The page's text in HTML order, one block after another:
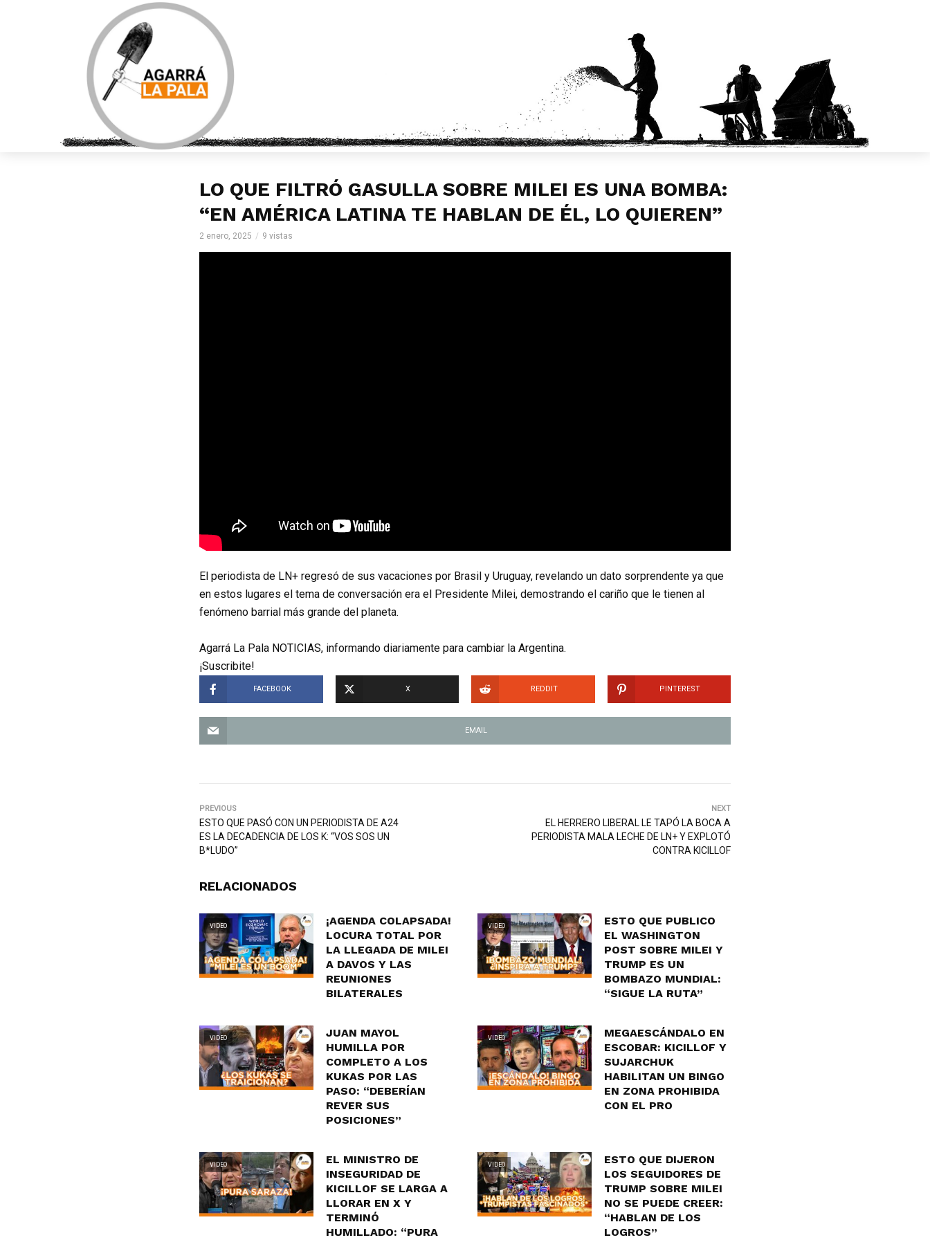
LO QUE FILTRÓ GASULLA SOBRE MILEI ES UNA BOMBA:
“EN AMÉRICA LATINA TE HABLAN DE ÉL, LO QUIEREN”
2 enero, 2025 9 vistas
El periodista de LN+ regresó de sus vacaciones por Brasil y Uruguay, revelando un dato sorprendente ya que
en estos lugares el tema de conversación era el Presidente Milei, demostrando el cariño que le tienen al
fenómeno barrial más grande del planeta.
Agarrá La Pala NOTICIAS, informando diariamente para cambiar la Argentina.
¡Suscribite!
FACEBOOK X REDDIT PINTEREST
EMAIL
PREVIOUS
ESTO QUE PASÓ CON UN PERIODISTA DE A24
ES LA DECADENCIA DE LOS K: “VOS SOS UN
B*LUDO”
NEXT
EL HERRERO LIBERAL LE TAPÓ LA BOCA A
PERIODISTA MALA LECHE DE LN+ Y EXPLOTÓ
CONTRA KICILLOF
RELACIONADOS
VIDEO
¡AGENDA COLAPSADA!
LOCURA TOTAL POR
LA LLEGADA DE MILEI
A DAVOS Y LAS
REUNIONES
BILATERALES
VIDEO
ESTO QUE PUBLICO
EL WASHINGTON
POST SOBRE MILEI Y
TRUMP ES UN
BOMBAZO MUNDIAL:
“SIGUE LA RUTA”
VIDEO
JUAN MAYOL
HUMILLA POR
COMPLETO A LOS
KUKAS POR LAS
PASO: “DEBERÍAN
REVER SUS
POSICIONES”
VIDEO
MEGAESCÁNDALO EN
ESCOBAR: KICILLOF Y
SUJARCHUK
HABILITAN UN BINGO
EN ZONA PROHIBIDA
CON EL PRO
VIDEO
EL MINISTRO DE
INSEGURIDAD DE
KICILLOF SE LARGA A
LLORAR EN X Y
TERMINÓ
HUMILLADO: “PURA
VIDEO
ESTO QUE DIJERON
LOS SEGUIDORES DE
TRUMP SOBRE MILEI
NO SE PUEDE CREER:
“HABLAN DE LOS
LOGROS”